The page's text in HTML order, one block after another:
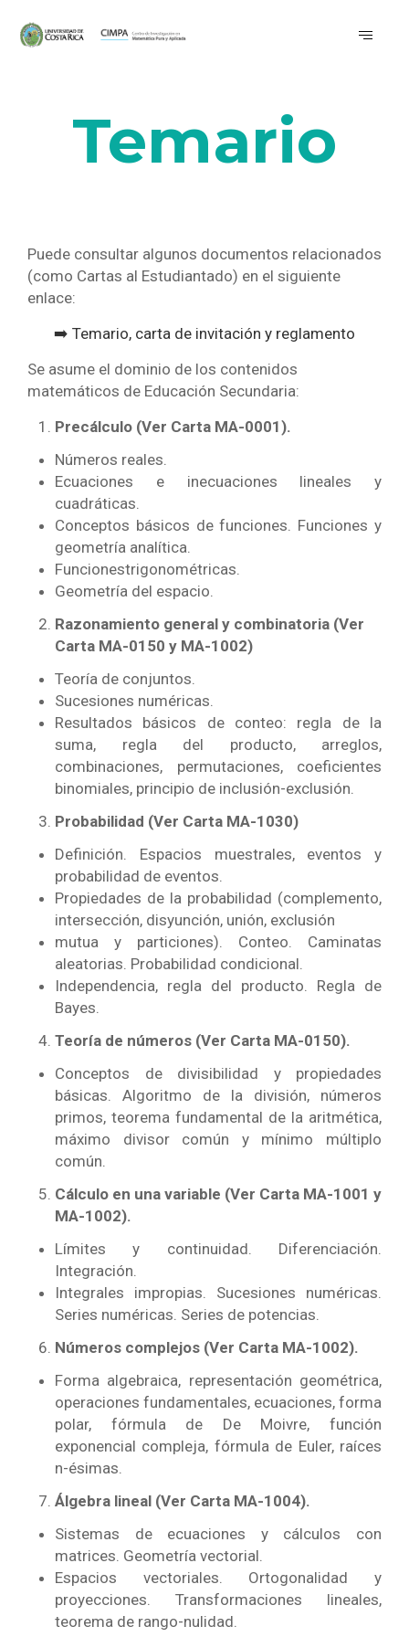
Temario
Puede consultar algunos documentos relacionados
(como Cartas al Estudiantado) en el siguiente
enlace:
➡️ Temario, carta de invitación y reglamento
Se asume el dominio de los contenidos
matemáticos de Educación Secundaria:
Precálculo (Ver Carta MA-0001).
Números reales.
Ecuaciones e inecuaciones lineales y
cuadráticas.
Conceptos básicos de funciones. Funciones y
geometría analítica.
Funcionestrigonométricas.
Geometría del espacio.
Razonamiento general y combinatoria (Ver
Carta MA-0150 y MA-1002)
Teoría de conjuntos.
Sucesiones numéricas.
Resultados básicos de conteo: regla de la
suma, regla del producto, arreglos,
combinaciones, permutaciones, coeficientes
binomiales, principio de inclusión-exclusión.
Probabilidad (Ver Carta MA-1030)
Definición. Espacios muestrales, eventos y
probabilidad de eventos.
Propiedades de la probabilidad (complemento,
intersección, disyunción, unión, exclusión
mutua y particiones). Conteo. Caminatas
aleatorias. Probabilidad condicional.
Independencia, regla del producto. Regla de
Bayes.
Teoría de números (Ver Carta MA-0150).
Conceptos de divisibilidad y propiedades
básicas. Algoritmo de la división, números
primos, teorema fundamental de la aritmética,
máximo divisor común y mínimo múltiplo
común.
Cálculo en una variable (Ver Carta MA-1001 y
MA-1002).
Límites y continuidad. Diferenciación.
Integración.
Integrales impropias. Sucesiones numéricas.
Series numéricas. Series de potencias.
Números complejos (Ver Carta MA-1002).
Forma algebraica, representación geométrica,
operaciones fundamentales, ecuaciones, forma
polar, fórmula de De Moivre, función
exponencial compleja, fórmula de Euler, raíces
n-ésimas.
Álgebra lineal (Ver Carta MA-1004).
Sistemas de ecuaciones y cálculos con
matrices. Geometría vectorial.
Espacios vectoriales. Ortogonalidad y
proyecciones. Transformaciones lineales,
teorema de rango-nulidad.